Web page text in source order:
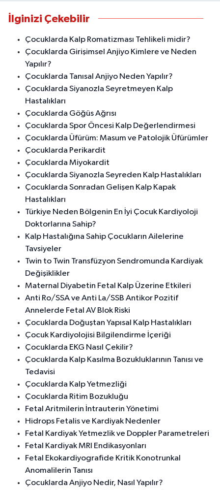
İlginizi Çekebilir
Çocuklarda Kalp Romatizması Tehlikeli midir?
Çocuklarda Girişimsel Anjiyo Kimlere ve Neden
Yapılır?
Çocuklarda Tanısal Anjiyo Neden Yapılır?
Çocuklarda Siyanozla Seyretmeyen Kalp
Hastalıkları
Çocuklarda Göğüs Ağrısı
Çocuklarda Spor Öncesi Kalp Değerlendirmesi
Çocuklarda Üfürüm: Masum ve Patolojik Üfürümler
Çocuklarda Perikardit
Çocuklarda Miyokardit
Çocuklarda Siyanozla Seyreden Kalp Hastalıkları
Çocuklarda Sonradan Gelişen Kalp Kapak
Hastalıkları
Türkiye Neden Bölgenin En İyi Çocuk Kardiyoloji
Doktorlarına Sahip?
Kalp Hastalığına Sahip Çocukların Ailelerine
Tavsiyeler
Twin to Twin Transfüzyon Sendromunda Kardiyak
Değişiklikler
Maternal Diyabetin Fetal Kalp Üzerine Etkileri
Anti Ro/SSA ve Anti La/SSB Antikor Pozitif
Annelerde Fetal AV Blok Riski
Çocuklarda Doğuştan Yapısal Kalp Hastalıkları
Çocuk Kardiyolojisi Bilgilendirme İçeriği
Çocuklarda EKG Nasıl Çekilir?
Çocuklarda Kalp Kasılma Bozukluklarının Tanısı ve
Tedavisi
Çocuklarda Kalp Yetmezliği
Çocuklarda Ritim Bozukluğu
Fetal Aritmilerin İntrauterin Yönetimi
Hidrops Fetalis ve Kardiyak Nedenler
Fetal Kardiyak Yetmezlik ve Doppler Parametreleri
Fetal Kardiyak MRI Endikasyonları
Fetal Ekokardiyografide Kritik Konotrunkal
Anomalilerin Tanısı
Çocuklarda Anjiyo Nedir, Nasıl Yapılır?